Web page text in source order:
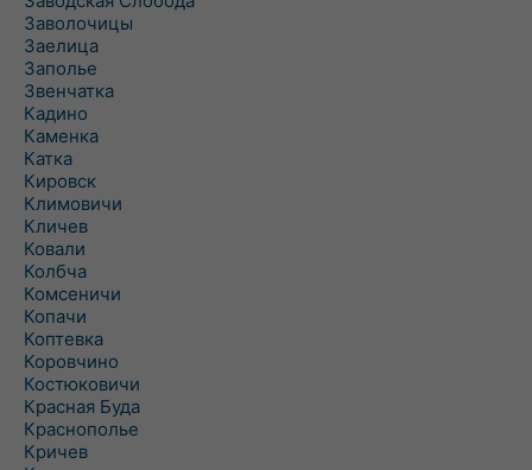
Заволочицы
Заелица
Заполье
Звенчатка
Кадино
Каменка
Катка
Кировск
Климовичи
Кличев
Ковали
Колбча
Комсеничи
Копачи
Коптевка
Коровчино
Костюковичи
Красная Буда
Краснополье
Кричев